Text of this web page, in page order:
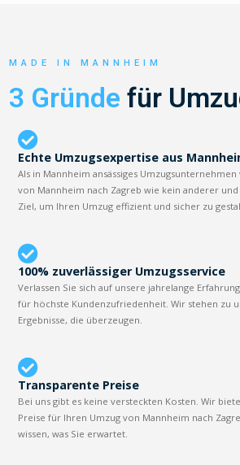
MADE IN MANNHEIM
3 Gründe für
Echte Umzugsexpertise aus
Als in Mannheim ansässiges
von Mannheim nach Zagreb wie kein anderer
Ziel, um Ihren Umzug effizient und sicher zu
100% zuverlässiger Umzugsservice
Verlassen Sie sich auf unsere jahrelange
für höchste Kundenzufriedenheit. Wir stehen zu
Ergebnisse, die überzeugen.
Transparente Preise
Bei uns gibt es keine versteckten Kosten. Wir
Preise für Ihren Umzug von Mannheim nach
wissen, was Sie erwartet.